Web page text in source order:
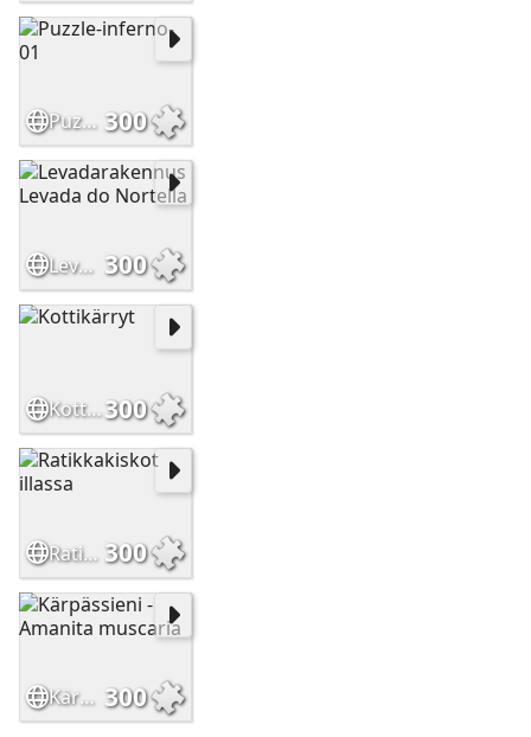
Puzzle-inferno-01 300
Levadarakennus Levada do Nortella 300
Kottikärryt300
Ratikkakiskot illassa 300
Kärpässieni - Amanita muscaria 300